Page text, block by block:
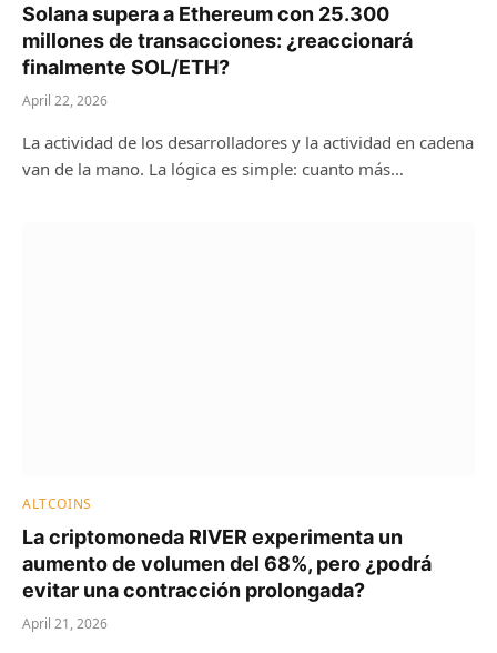
Solana supera a Ethereum con 25.300
millones de transacciones: ¿reaccionará
finalmente SOL/ETH?
April 22, 2026
La actividad de los desarrolladores y la actividad en cadena
van de la mano. La lógica es simple: cuanto más…
ALTCOINS
La criptomoneda RIVER experimenta un
aumento de volumen del 68%, pero ¿podrá
evitar una contracción prolongada?
April 21, 2026